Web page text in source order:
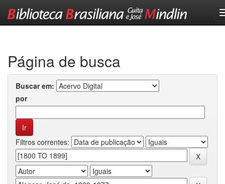
Página de busca
Buscar em:
por
Filtros correntes: